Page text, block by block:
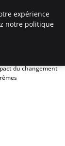
du changement
expérience
notre politique